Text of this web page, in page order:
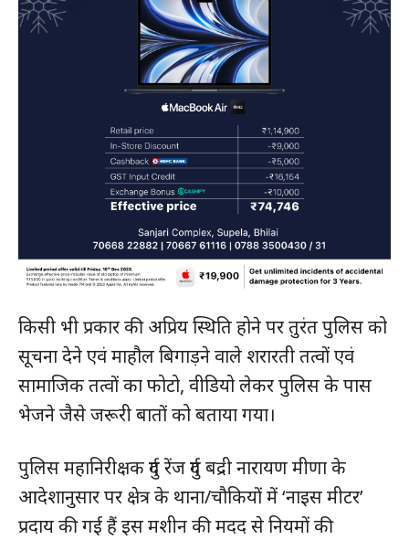
किसी भी प्रकार की अप्रिय स्थिति होने पर तुरंत पुलिस को
सूचना देने एवं माहौल बिगाड़ने वाले शरारती तत्वों एवं
सामाजिक तत्वों का फोटो, वीडियो लेकर पुलिस के पास
भेजने जैसे जरूरी बातों को बताया गया।
पुलिस महानिरीक्षक दुर्ग रेंज दुर्ग बद्री नारायण मीणा के
आदेशानुसार पर क्षेत्र के थाना/चौकियों में ‘नाइस मीटर’
प्रदाय की गई हैं इस मशीन की मदद से नियमों की